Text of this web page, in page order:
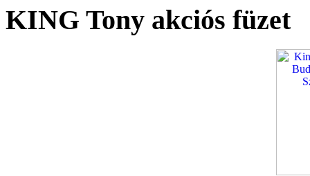
KING Tony akciós füzet